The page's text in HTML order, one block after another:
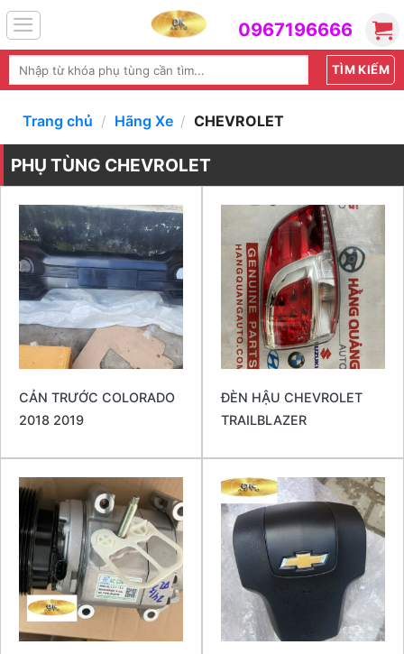
Skip
to
content
0967196666
Trang chủ / Hãng Xe / CHEVROLET
PHỤ TÙNG CHEVROLET
CẢN TRƯỚC COLORADO
2018 2019
ĐÈN HẬU CHEVROLET
TRAILBLAZER